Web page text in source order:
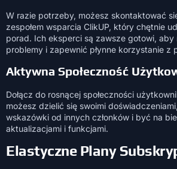
W razie potrzeby, możesz skontaktować
zespołem wsparcia ClikUP, który chętnie
porad. Ich eksperci są zawsze gotowi, aby
problemy i zapewnić płynne korzystanie z
Aktywna Społeczność
Dołącz do rosnącej społeczności
możesz dzielić się swoimi
wskazówki od innych członków i być na
aktualizacjami i funkcjami.
Elastyczne Plany